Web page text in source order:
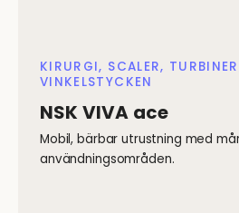
KIRURGI, SCALER,
VINKELSTYCKEN
NSK VIVA ace
Mobil, bärbar utrustning med
användningsområden.